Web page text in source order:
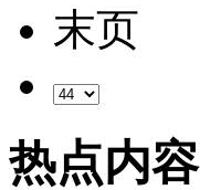
末页
热点内容